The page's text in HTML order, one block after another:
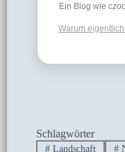
Ein Blog wie
Warum
Schlagwörter
#Landschaft #